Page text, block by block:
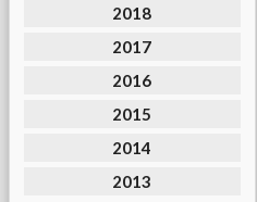
2018
2017
2016
2015
2014
2013